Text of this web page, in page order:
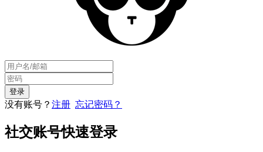
没有账号？ 注册 忘记密码？
社交账号快速登录